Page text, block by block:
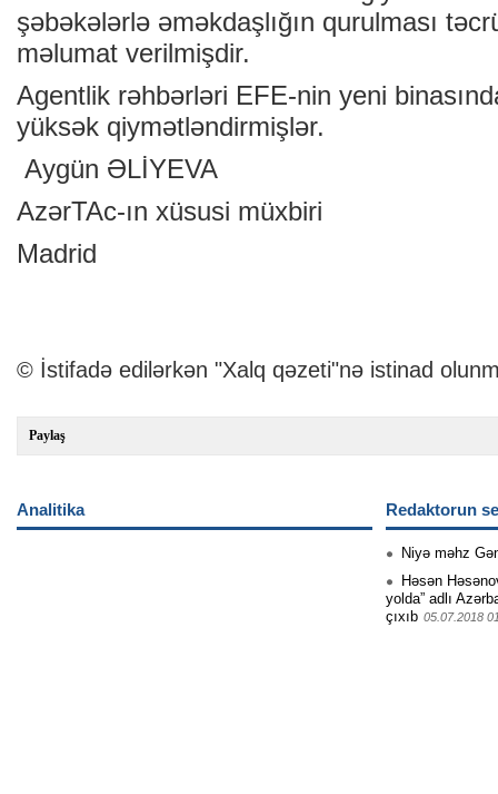
şəbəkələrlə əməkdaşlığın qurulması
məlumat verilmişdir.
Agentlik rəhbərləri EFE-nin yeni
yüksək qiymətləndirmişlər.
Aygün ƏLİYEVA
AzərTAc-ın xüsusi müxbiri
Madrid
© İstifadə edilərkən "Xalq qəzeti"nə istinad
Paylaş
Analitika Redaktorun
Niyə məhz
Həsən
yolda” adlı
çıxıb 05.07.2018